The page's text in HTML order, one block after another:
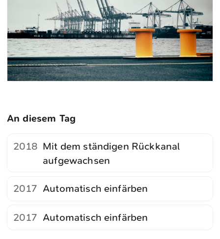
An diesem Tag
2018 Mit dem ständigen Rückkanal
aufgewachsen
2017 Automatisch einfärben
2017 Automatisch einfärben